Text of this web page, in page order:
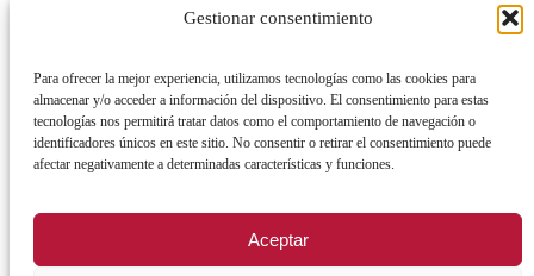
Gestionar consentimiento
Para ofrecer la mejor experiencia, utilizamos tecnologías como las cookies para
almacenar y/o acceder a información del dispositivo. El consentimiento para estas
tecnologías nos permitirá tratar datos como el comportamiento de navegación o
identificadores únicos en este sitio. No consentir o retirar el consentimiento puede
afectar negativamente a determinadas características y funciones.
Aceptar
Sobre la ciudad
Teléfonos de interés
Agenda urbana de Mérida
Empleo público
Centro de formación la Calzada
Centro Local de Idiomas
Generación IN Empleo